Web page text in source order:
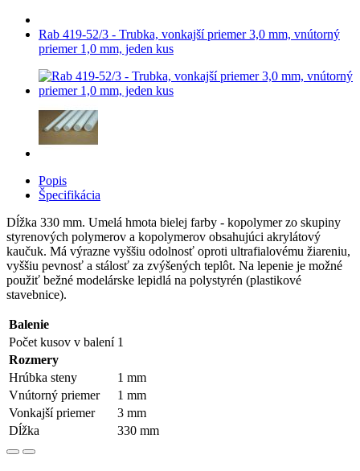
Rab 419-52/3 - Trubka, vonkajší priemer 3,0 mm, vnútorný
priemer 1,0 mm, jeden kus
Popis
Špecifikácia
Dĺžka 330 mm. Umelá hmota bielej farby - kopolymer zo skupiny
styrenových polymerov a kopolymerov obsahujúci akrylátový
kaučuk. Má výrazne vyššiu odolnosť oproti ultrafialovému žiareniu,
vyššiu pevnosť a stálosť za zvýšených teplôt. Na lepenie je možné
použiť bežné modelárske lepidlá na polystyrén (plastikové
stavebnice).
Balenie
Počet kusov v balení 1
Rozmery
Hrúbka steny
1 mm
Vnútorný priemer
1 mm
Vonkajší priemer
3 mm
Dĺžka
330 mm